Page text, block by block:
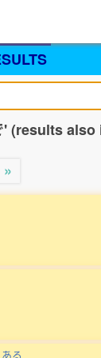
(results
»
ある